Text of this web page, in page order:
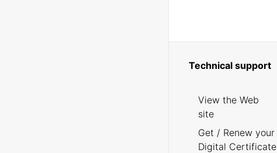
Technical support
View the Web
site
Get / Renew your
Digital Certificate